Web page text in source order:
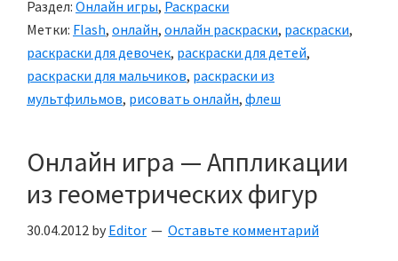
Раздел: Онлайн игры, Раскраски
Метки: Flash, онлайн, онлайн раскраски, раскраски,
раскраски для девочек, раскраски для детей,
раскраски для мальчиков, раскраски из
мультфильмов, рисовать онлайн, флеш
Онлайн игра — Аппликации
из геометрических фигур
30.04.2012 by Editor Оставьте комментарий